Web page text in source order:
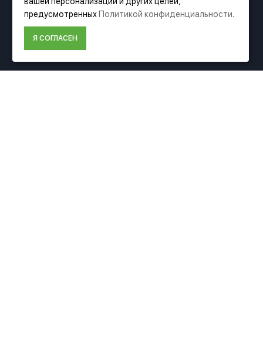
ИНФОРМАЦИЯ О ПЕРЕЕЗДЕ
ИНФОРМАЦИЯ
О компании Festool
Доставка
предусмотренных Политикой конфиденциальности
Я СОГЛАСЕН